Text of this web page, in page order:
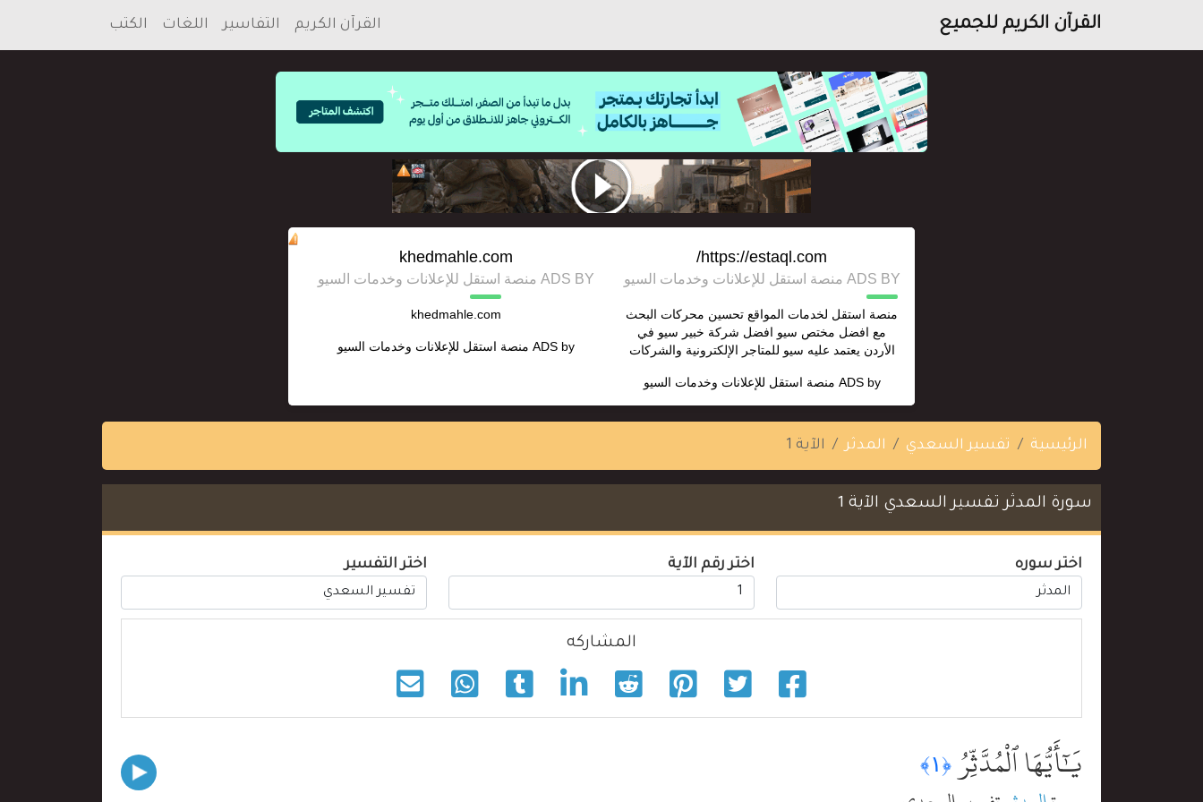
القرآن الكريم للجميع القرآن الكريم التفاسير اللغات الكتب
https://estaql.com/
ADS BY منصة استقل للإعلانات وخدمات السيو
منصة استقل لخدمات المواقع تحسين محركات البحث
مع افضل مختص سيو افضل شركة خبير سيو في
الأردن يعتمد عليه سيو للمتاجر الإلكترونية والشركات
ADS by منصة استقل للإعلانات وخدمات السيو
khedmahle.com
ADS BY منصة استقل للإعلانات وخدمات السيو
khedmahle.com
ADS by منصة استقل للإعلانات وخدمات السيو
الرئيسية تفسير السعدي المدثر الآية 1
سورة المدثر تفسير السعدي الآية 1
اختر سوره اختر رقم الآية اختر التفسير
المشاركه
يَٰٓأَيُّهَا ٱلْمُدَّثِّرُ ﴿١﴾